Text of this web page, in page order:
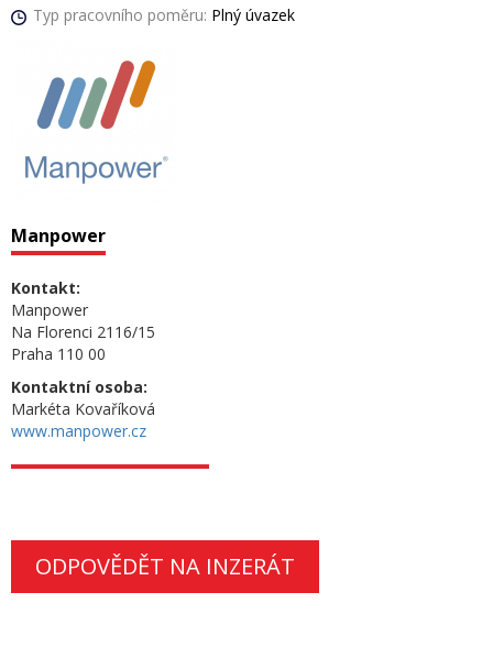
Typ pracovního poměru: Plný úvazek
Manpower
Kontakt:
Manpower
Na Florenci 2116/15
Praha 110 00
Kontaktní osoba:
Markéta Kovaříková
www.manpower.cz
ODPOVĚDĚT NA INZERÁT